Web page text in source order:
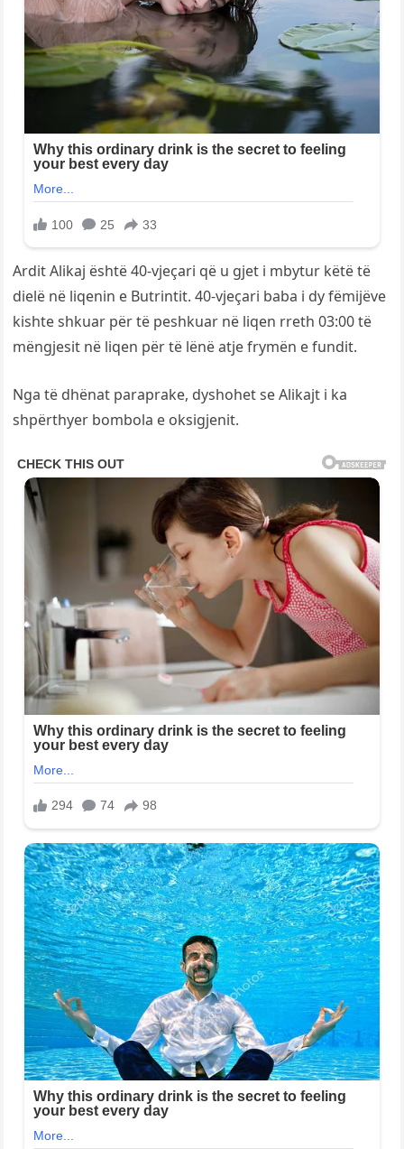
Ardit Alikaj është 40-vjeçari që u gjet i mbytur këtë të
dielë në liqenin e Butrintit. 40-vjeçari baba i dy fëmijëve
kishte shkuar për të peshkuar në liqen rreth 03:00 të
mëngjesit në liqen për të lënë atje frymën e fundit.
Nga të dhënat paraprake, dyshohet se Alikajt i ka
shpërthyer bombola e oksigjenit.